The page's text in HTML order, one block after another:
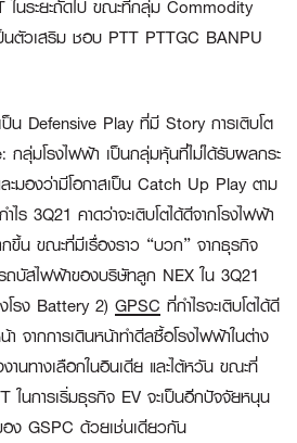
ในระยะถัดไป ขณะที่กลุ่ม Commodity
นตัวเสริม ชอบ PTT PTTGC BANPU
น Defensive Play ที่มี Story การเติบโต
กลุ่มโรงไฟฟ้า เป็นกลุ่มหุ้นที่ไม่ได้รับผลกระ
ะมองว่ามีโอกาสเป็น Catch Up Play ตาม
ำไร 3Q21 คาดว่าจะเติบโตได้ดีจากโรงไฟฟ้า
น ขณะที่มีเรื่องราว “บวก” จากธุรกิจ
ถบัสไฟฟ้าของบริษัทลูก NEX ใน 3Q21
โรง Battery 2) GPSC ที่กำไรจะเติบโตได้ดี
จากการเดินหน้าทำดีลซื้อโรงไฟฟ้าในต่าง
านทางเลือกในอินเดีย และไต้หวัน ขณะที่
นการเริ่มธุรกิจ EV จะเป็นอีกปัจจัยหนุน
GSPC ด้วยเช่นเดียวกัน